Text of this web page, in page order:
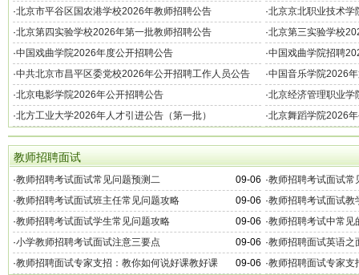
员公告
·北京市平谷区国农港学校2026年教师招聘公告 ·北京京北职业技术
·北京第四实验学校2026年第一批教师招聘公告 ·北京第三实验学校
·中国戏曲学院2026年度公开招聘公告 ·中国戏曲学院招聘
·中共北京市昌平区委党校2026年公开招聘工作人员公告 ·中国音乐学院2026
·北京电影学院2026年公开招聘公告 ·北京经济管理职业学
（第一批）公告
·北方工业大学2026年人才引进公告（第一批） ·北京舞蹈学院2026
教师招聘面试
09-06
·教师招聘考试面试常见问题预测二 ·教师招聘考试面试常
09-06
·教师招聘考试面试班主任常见问题攻略 ·教师招聘考试面试教
09-06
·教师招聘考试面试学生常见问题攻略 ·教师招聘考试中常见
09-06
·小学教师招聘考试面试注意三要点 ·教师招聘面试英语之
09-06
·教师招聘面试专家支招：教你如何说好课教好课 ·教师招聘面试专家支